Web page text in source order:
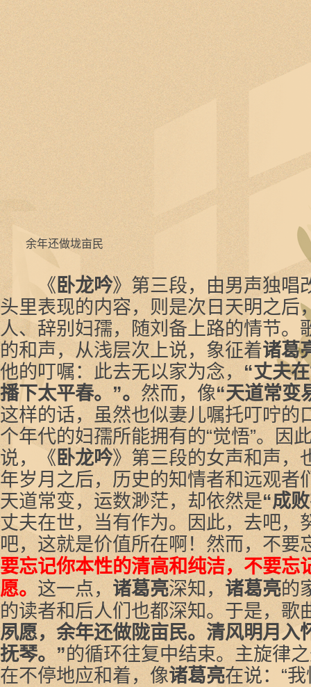
余年还做垅亩民
《卧龙吟》第三段，由男声独唱
头里表现的内容，则是次日天明之后
人、辞别妇孺，随刘备上路的情节。
的和声，从浅层次上说，象征着诸葛
他的叮嘱：此去无以家为念， “丈夫
播下太平春。”。 然而，像“天道常变
这样的话，虽然也似妻儿嘱托叮咛的
个年代的妇孺所能拥有的“觉悟”。因
说，《卧龙吟》第三段的女声和声，
年岁月之后，历史的知情者和远观
天道常变，运数渺茫，却依然是“成
丈夫在世，当有作为。因此，去吧，
吧，这就是价值所在啊！然而，不要
要忘记你本性的清高和纯洁，不要忘
愿。 这一点， 诸葛亮深知， 诸葛亮的
的读者和后人们也都深知。于是，歌
夙愿，余年还做陇亩民。清风明月入
抚琴。”的循环往复中结束。主旋律
在不停地应和着，像诸葛亮在说：“